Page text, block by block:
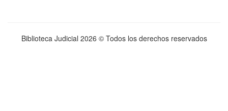
Biblioteca Judicial 2026 © Todos los derechos reservados